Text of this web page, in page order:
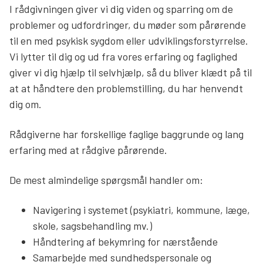
Støt os
Søg
I rådgivningen giver vi dig viden og sparring om de
problemer og udfordringer, du møder som pårørende
til en med psykisk sygdom eller udviklingsforstyrrelse.
Vi lytter til dig og ud fra vores erfaring og faglighed
giver vi dig hjælp til selvhjælp, så du bliver klædt på til
at at håndtere den problemstilling, du har henvendt
dig om.
Rådgiverne har forskellige faglige baggrunde og lang
erfaring med at rådgive pårørende.
De mest almindelige spørgsmål handler om:
Navigering i systemet (psykiatri, kommune, læge,
skole, sagsbehandling mv.)
Håndtering af bekymring for nærstående
Samarbejde med sundhedspersonale og